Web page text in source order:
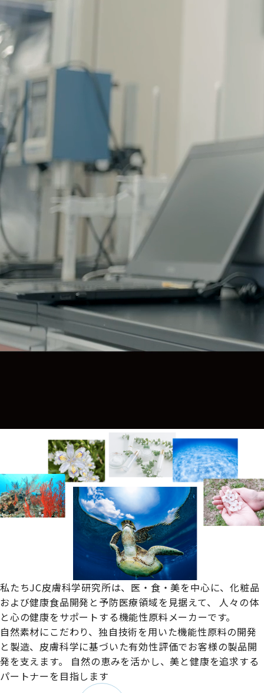
私たちJC皮膚科学研究所は、 医・食・美を中心に、化粧品
および健康食品開発と予防医療領域を見据えて、
人々の体
と心の健康をサポートする機能性原料メーカーです。
自然素材にこだわり、独自技術を用いた機能性原料の開発
と製造、皮膚科学に基づいた有効性評価でお客様の製品開
発を支えます。 自然の恵みを活かし、美と健康を追求する
パートナーを目指します